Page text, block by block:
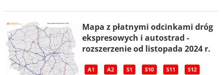
Mapa z płatnymi odcinkami dróg
ekspresowych i autostrad -
rozszerzenie od listopada 2024 r.
A1 A2 S1 S10 S11 S12